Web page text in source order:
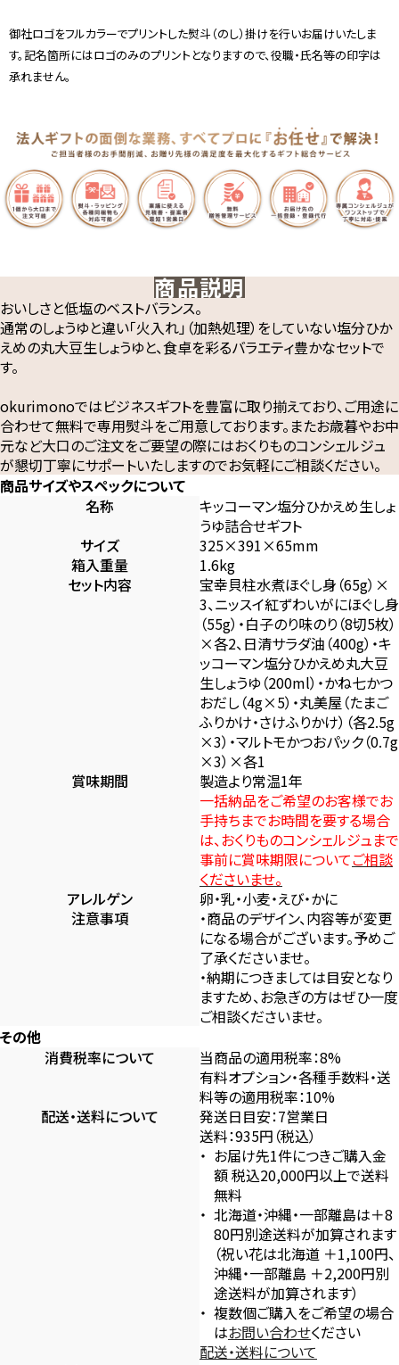
御社ロゴをフルカラーでプリントした熨斗（のし）掛けを行いお届けいたしま
す。記名箇所にはロゴのみのプリントとなりますので、役職・氏名等の印字は
承れません。
商品説明
おいしさと低塩のベストバランス。
通常のしょうゆと違い「火入れ」（加熱処理）をしていない塩分ひか
えめの丸大豆生しょうゆと、食卓を彩るバラエティ豊かなセットで
す。
okurimonoではビジネスギフトを豊富に取り揃えており、ご用途に
合わせて無料で専用熨斗をご用意しております。またお歳暮やお中
元など大口のご注文をご要望の際にはおくりものコンシェルジュ
が懇切丁寧にサポートいたしますのでお気軽にご相談ください。
商品サイズやスペックについて
名称
キッコーマン塩分ひかえめ生しょ
うゆ詰合せギフト
サイズ
325×391×65mm
箱入重量
1.6kg
セット内容
宝幸貝柱水煮ほぐし身（65g）×
3、ニッスイ紅ずわいがにほぐし身
（55g）・白子のり味のり（8切5枚）
×各2、日清サラダ油（400g）・キ
ッコーマン塩分ひかえめ丸大豆
生しょうゆ（200ml）・かね七かつ
おだし（4g×5）・丸美屋（たまご
ふりかけ・さけふりかけ）（各2.5g
×3）・マルトモかつおパック（0.7g
×3）×各1
賞味期間
製造より常温1年
一括納品をご希望のお客様でお
手持ちまでお時間を要する場合
は、おくりものコンシェルジュまで
事前に賞味期限についてご相談
くださいませ。
アレルゲン
卵・乳・小麦・えび・かに
注意事項
・商品のデザイン、内容等が変更
になる場合がございます。予めご
了承くださいませ。
・納期につきましては目安となり
ますため、お急ぎの方はぜひ一度
ご相談くださいませ。
その他
消費税率について
当商品の適用税率：8%
有料オプション・各種手数料・送
料等の適用税率：10%
配送・送料について
発送日目安：7営業日
送料：935円（税込）
お届け先1件につきご購入金
額 税込20,000円以上で送料
無料
北海道・沖縄・一部離島は＋8
80円別途送料が加算されます
（祝い花は北海道 ＋1,100円、
沖縄・一部離島 ＋2,200円別
途送料が加算されます）
複数個ご購入をご希望の場合
はお問い合わせください
配送・送料について